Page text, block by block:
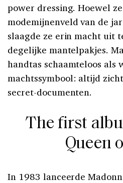
power dressing. Hoewel
modemijnenveld van de
slaagde ze erin macht uit
degelijke mantelpakjes.
handtas schaamteloos als
machtssymbool: altijd
secret-documenten.
The first
Queen
In 1983 lanceerde